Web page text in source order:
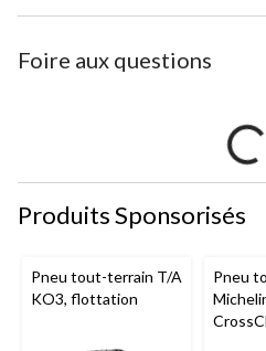
Foire aux questions
Produits Sponsorisés
Pneu tout-terrain T/A
KO3, flottation
Pneu